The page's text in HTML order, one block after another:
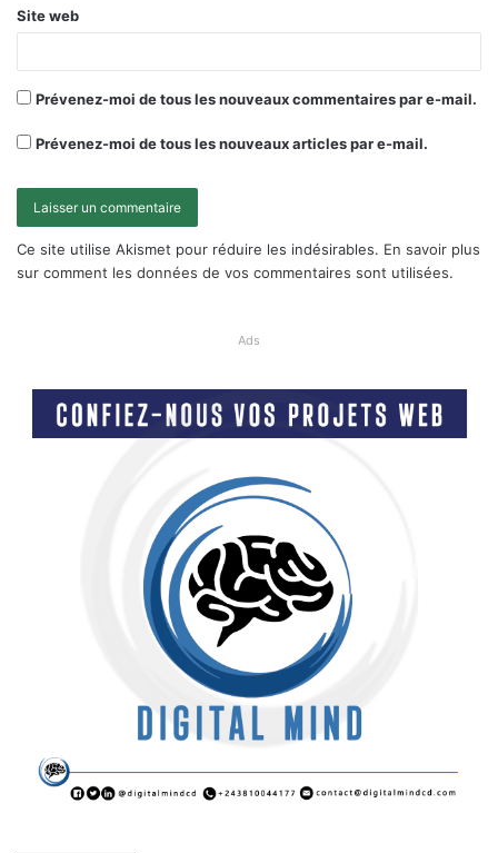
Site web
Prévenez-moi de tous les nouveaux commentaires par e-mail.
Prévenez-moi de tous les nouveaux articles par e-mail.
Ce site utilise Akismet pour réduire les indésirables. En savoir plus
sur comment les données de vos commentaires sont utilisées.
Ads